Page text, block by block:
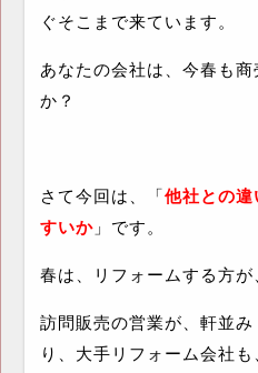
ぐそこまで来ています。
あなたの会社は、今春も商
か？
さて今回は、「 他社との違
すいか」です。
春は、リフォームする方が
訪問販売の営業が、軒並
り、大手リフォーム会社